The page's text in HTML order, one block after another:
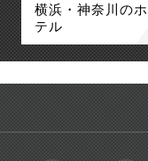
横浜・神奈川のホ
テル